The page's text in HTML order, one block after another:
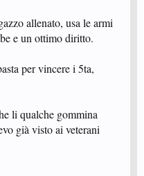
allenato, usa le armi
e un ottimo diritto.
per vincere i 5ta,
li qualche gommina
già visto ai veterani